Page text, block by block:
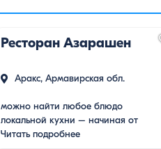
Ресторан Азарашен
Аракс, Армавирская обл.
можно найти любое блюдо
локальной кухни – начиная от
долмы и заканчивая приготовленным
Читать подробнее